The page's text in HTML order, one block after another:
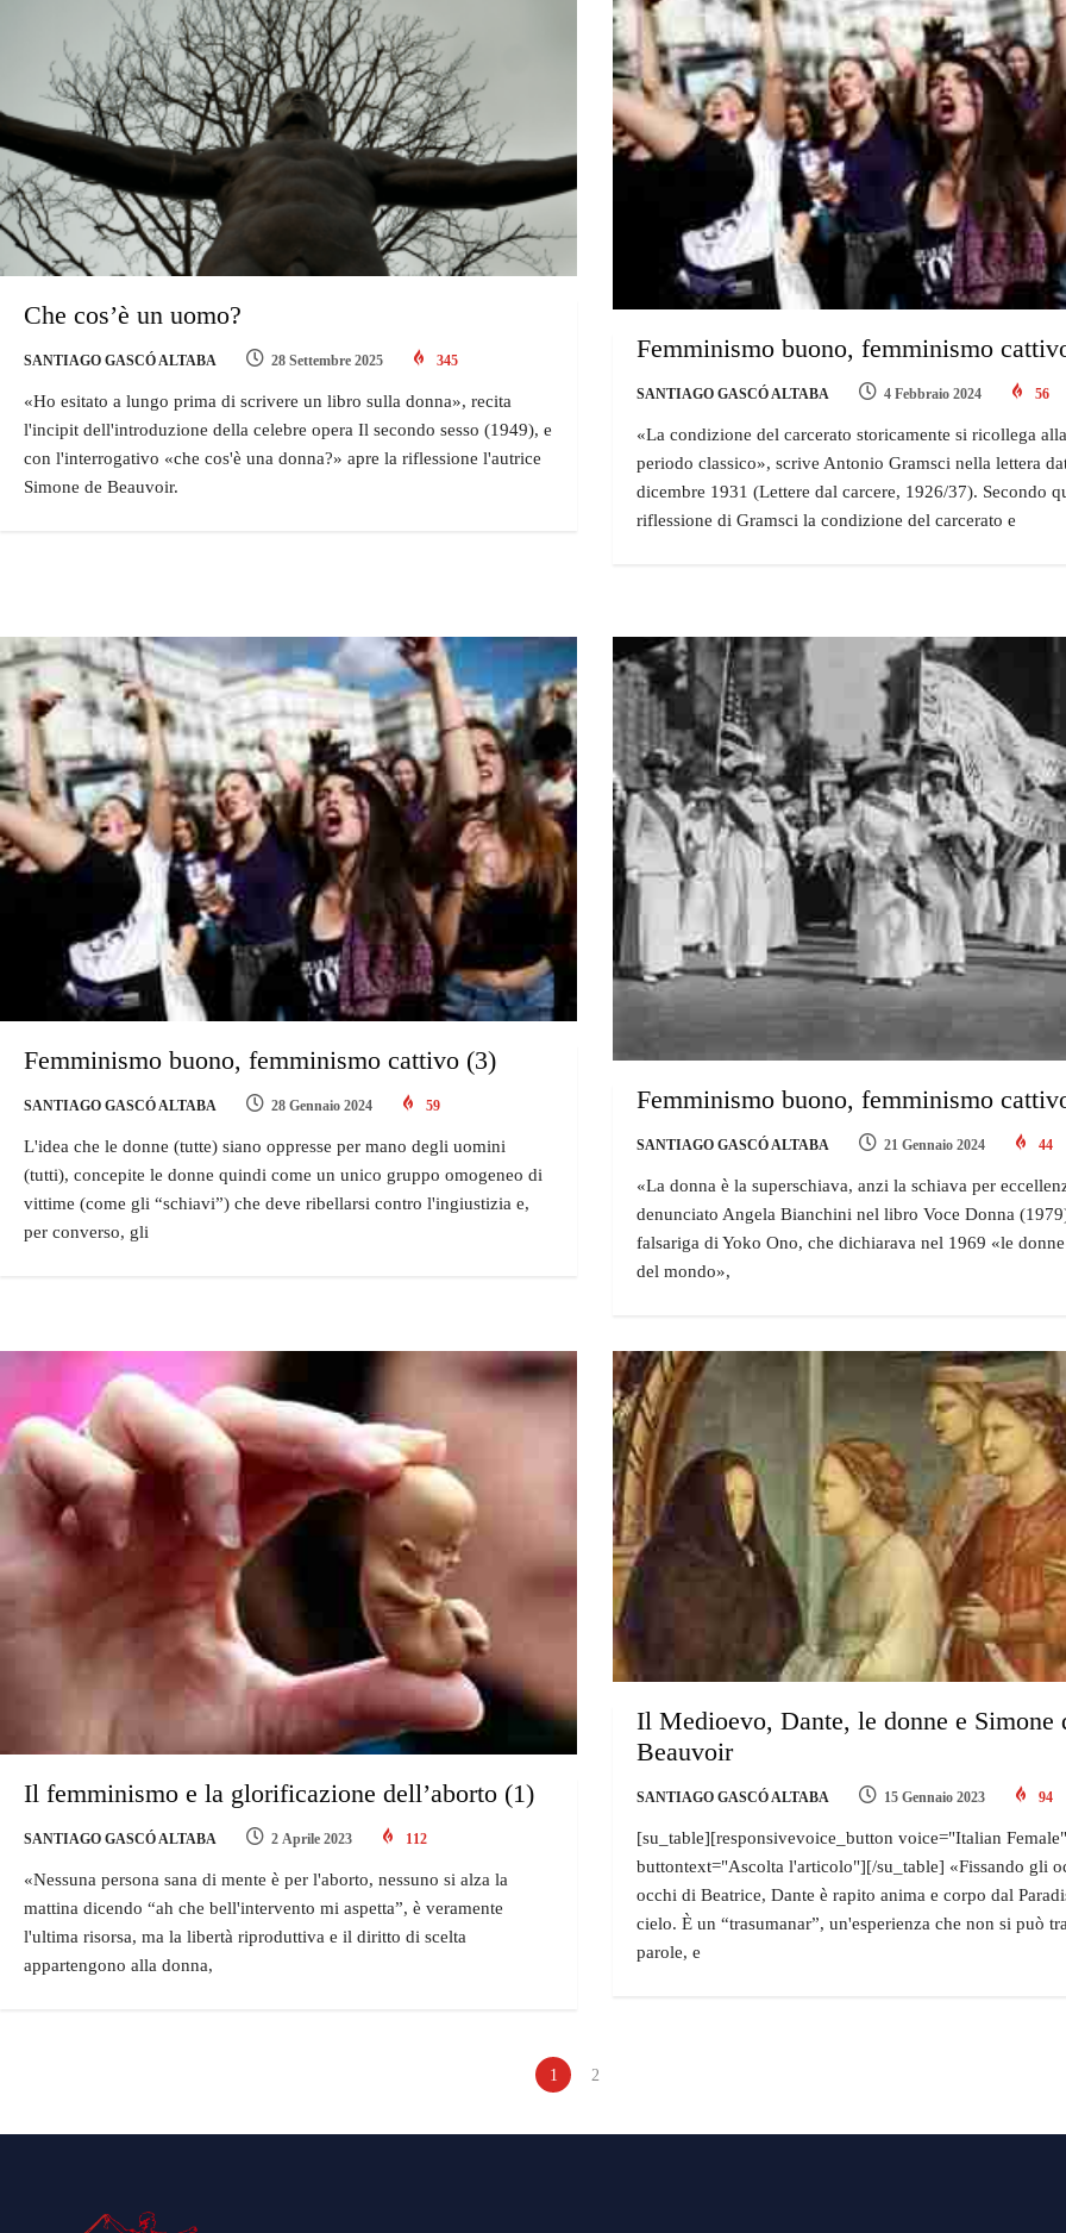
Che cos’è un uomo?
SANTIAGO GASCÓ ALTABA 28 Settembre 2025 345
«Ho esitato a lungo prima di scrivere un libro sulla donna», recita
l'incipit dell'introduzione della celebre opera Il secondo sesso (1949), e
con l'interrogativo «che cos'è una donna?» apre la riflessione l'autrice
Simone de Beauvoir.
Femminismo buono, femminismo
SANTIAGO GASCÓ ALTABA 4 Febbraio 2024 56
«La condizione del carcerato storicamente si ricollega
periodo classico», scrive Antonio Gramsci nella lettera
dicembre 1931 (Lettere dal carcere, 1926/37). Secondo
riflessione di Gramsci la condizione del carcerato e
Femminismo buono, femminismo cattivo (3)
SANTIAGO GASCÓ ALTABA 28 Gennaio 2024 59
L'idea che le donne (tutte) siano oppresse per mano degli uomini
(tutti), concepite le donne quindi come un unico gruppo omogeneo di
vittime (come gli “schiavi”) che deve ribellarsi contro l'ingiustizia e,
per converso, gli
Femminismo buono, femminismo
SANTIAGO GASCÓ ALTABA 21 Gennaio 2024 44
«La donna è la superschiava, anzi la schiava per
denunciato Angela Bianchini nel libro Voce Donna
falsariga di Yoko Ono, che dichiarava nel 1969 «le
del mondo»,
Il femminismo e la glorificazione dell’aborto (1)
SANTIAGO GASCÓ ALTABA 2 Aprile 2023 112
«Nessuna persona sana di mente è per l'aborto, nessuno si alza la
mattina dicendo “ah che bell'intervento mi aspetta”, è veramente
l'ultima risorsa, ma la libertà riproduttiva e il diritto di scelta
appartengono alla donna,
Il Medioevo, Dante, le donne e Simone
Beauvoir
SANTIAGO GASCÓ ALTABA 15 Gennaio 2023 94
[su_table][responsivevoice_button voice="Italian
buttontext="Ascolta l'articolo"][/su_table] «Fissando gli
occhi di Beatrice, Dante è rapito anima e corpo dal
cielo. È un “trasumanar”, un'esperienza che non si può
parole, e
1 2